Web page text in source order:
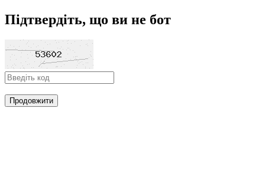
Підтвердіть, що ви не бот
Продовжити